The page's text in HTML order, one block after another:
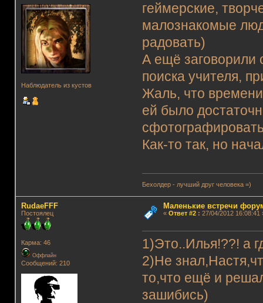
Наблюдатель из кустов
геймерские,
малознакомые
радовать)
А ещё заговорили
поиска учителя,
Жаль, что
ей было
Как-то так, но
Бехолдер - лучший друг человека =)
RudaeFFF
Постоялец
Карма: 46
Оффлайн
Сообщений: 210
Маленькие встречи
« Ответ #2: 27/04/2012 16:08:41
1)Это..Илья!??! а
2)Не
то,что ещё и
зашибись)